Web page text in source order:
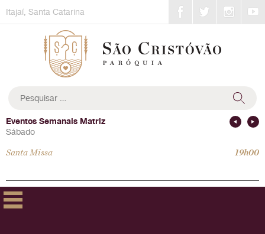
toItajaí, Santa Catarina
por:
Eventos Semanais Matriz
Sábado
Santa Missa 19h00